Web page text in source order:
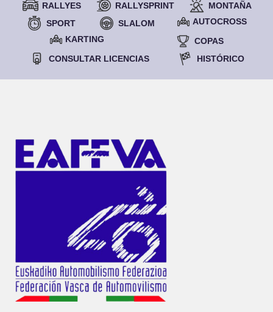
RALLYES RALLYSPRINT
MONTAÑA
SPORT
SLALOM
AUTOCROSS
KARTING
COPAS
CONSULTAR LICENCIAS
HISTÓRICO